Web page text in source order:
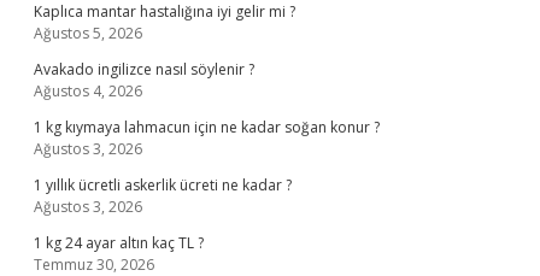
Kaplıca mantar hastalığına iyi gelir mi ?
Ağustos 5, 2026
Avakado ingilizce nasıl söylenir ?
Ağustos 4, 2026
1 kg kıymaya lahmacun için ne kadar soğan konur ?
Ağustos 3, 2026
1 yıllık ücretli askerlik ücreti ne kadar ?
Ağustos 3, 2026
1 kg 24 ayar altın kaç TL ?
Temmuz 30, 2026